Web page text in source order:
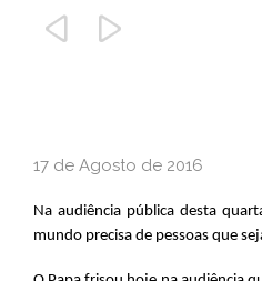
 
17 de Agosto de 2016
Na audiência pública desta
mundo precisa de pessoas que